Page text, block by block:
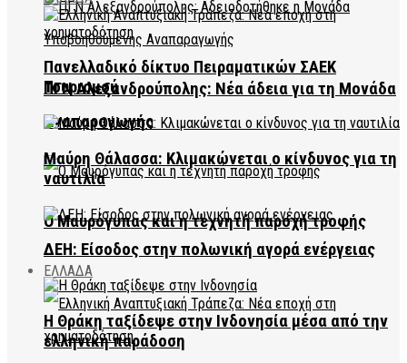
ΠΓΝ Αλεξανδρούπολης: Νέα άδεια για τη Μονάδα
Αναπαραγωγής
Ο Μαυρόγυπας και η τεχνητή παροχή τροφής
ΕΛΛΑΔΑ
Πανελλαδικό δίκτυο Πειραματικών ΣΑΕΚ
Τουρισμού
Μαύρη Θάλασσα: Κλιμακώνεται ο κίνδυνος για τη
ναυτιλία
ΔΕΗ: Είσοδος στην πολωνική αγορά ενέργειας
Η Θράκη ταξίδεψε στην Ινδονησία μέσα από την
ελληνική παράδοση